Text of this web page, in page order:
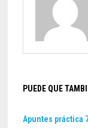
PUEDE QUE
Apuntes práctica